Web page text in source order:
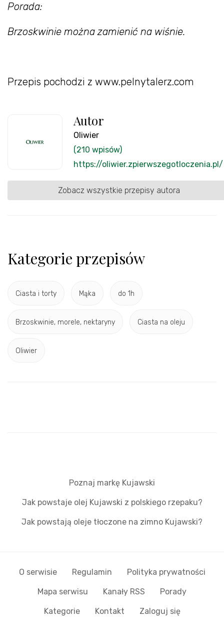
Porada:
Brzoskwinie można zamienić na wiśnie.
Przepis pochodzi z www.pelnytalerz.com
Autor
Oliwier
(210 wpisów)
https://oliwier.zpierwszegotloczenia.pl/
Zobacz wszystkie przepisy autora
Kategorie przepisów
Ciasta i torty Mąka do 1h
Brzoskwinie, morele, nektaryny Ciasta na oleju
Oliwier
Poznaj markę Kujawski
Jak powstaje olej Kujawski z polskiego rzepaku?
Jak powstają oleje tłoczone na zimno Kujawski?
O serwisie Regulamin Polityka prywatności
Mapa serwisu Kanały RSS Porady
Kategorie Kontakt Zaloguj się